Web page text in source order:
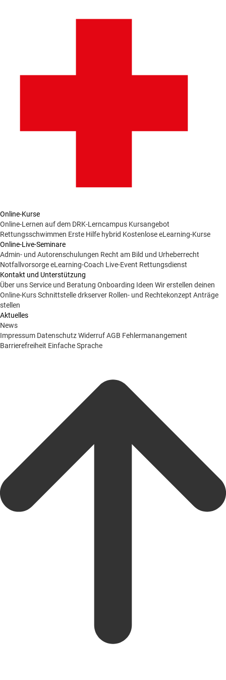
Online-Kurse
Online-Lernen auf dem DRK-Lerncampus Kursangebot
Rettungsschwimmen Erste Hilfe hybrid Kostenlose eLearning-Kurse
Online-Live-Seminare
Admin- und Autorenschulungen Recht am Bild und Urheberrecht
NotfallvorsorgeeLearning-Coach Live-Event Rettungsdienst
Kontakt und Unterstützung
Über unsService und Beratung Onboarding Ideen Wir erstellen deinen
Online-KursSchnittstelle drkserver Rollen- und Rechtekonzept Anträge
stellen
Aktuelles
News
Impressum DatenschutzWiderrufAGB Fehlermanangement
Barrierefreiheit Einfache Sprache